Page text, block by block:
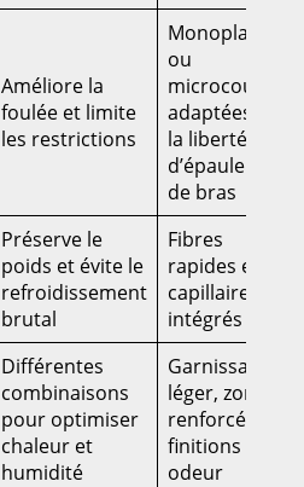
Améliore la
foulée et limite
les restrictions
Monoplace
ou
microcoupes
adaptées à
la liberté
d’épaule et
de bras
Préserve le
poids et évite le
refroidissement
brutal
Fibres
rapides et
capillaires
intégrés
Différentes
combinaisons
pour optimiser
chaleur et
humidité
Garnissage
léger, zones
renforcées,
finitions anti-
odeur